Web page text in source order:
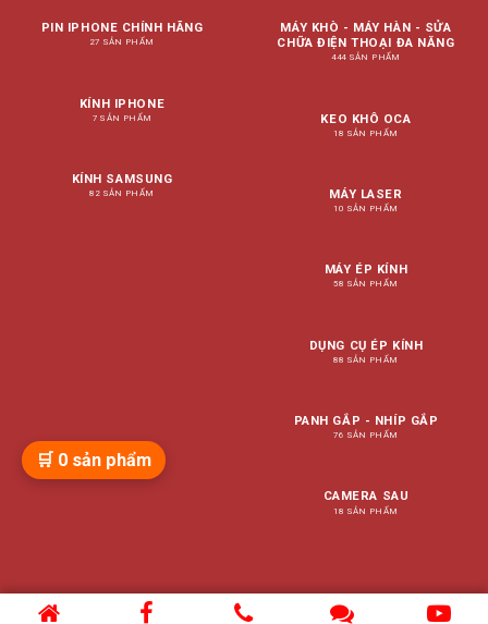
PIN IPHONE CHÍNH HÃNG
27 SẢN PHẨM
KÍNH IPHONE
7 SẢN PHẨM
KÍNH SAMSUNG
82 SẢN PHẨM
MÁY KHÒ - MÁY HÀN - SỬA
CHỮA ĐIỆN THOẠI ĐA NĂNG
444 SẢN PHẨM
KEO KHÔ OCA
18 SẢN PHẨM
MÁY LASER
10 SẢN PHẨM
MÁY ÉP KÍNH
58 SẢN PHẨM
DỤNG CỤ ÉP KÍNH
88 SẢN PHẨM
PANH GẮP - NHÍP GẮP
76 SẢN PHẨM
CAMERA SAU
18 SẢN PHẨM
🛒 0 sản phẩm